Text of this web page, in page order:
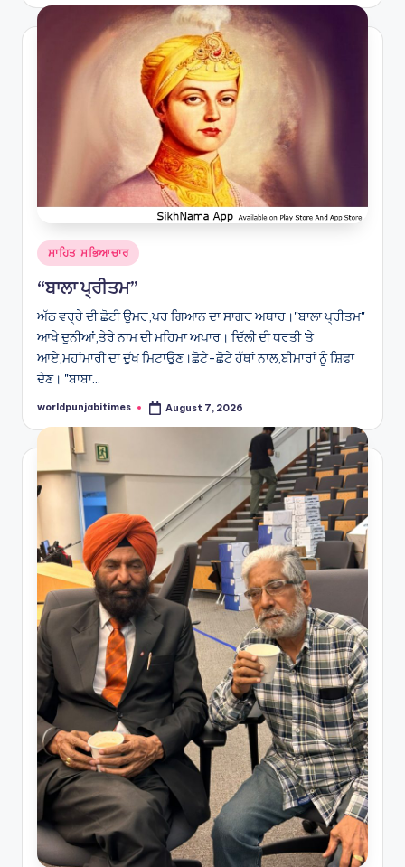
Posted
in
ਸਾਹਿਤ ਸਭਿਆਚਾਰ
“ਬਾਲਾ ਪ੍ਰੀਤਮ”
ਅੱਠ ਵਰ੍ਹੇ ਦੀ ਛੋਟੀ ਉਮਰ,ਪਰ ਗਿਆਨ ਦਾ ਸਾਗਰ ਅਥਾਹ।"ਬਾਲਾ ਪ੍ਰੀਤਮ"
ਆਖੇ ਦੁਨੀਆਂ,ਤੇਰੇ ਨਾਮ ਦੀ ਮਹਿਮਾ ਅਪਾਰ। ਦਿੱਲੀ ਦੀ ਧਰਤੀ 'ਤੇ
ਆਏ,ਮਹਾਂਮਾਰੀ ਦਾ ਦੁੱਖ ਮਿਟਾਉਣ।ਛੋਟੇ-ਛੋਟੇ ਹੱਥਾਂ ਨਾਲ,ਬੀਮਾਰਾਂ ਨੂੰ ਸ਼ਿਫਾ
ਦੇਣ। "ਬਾਬਾ…
Posted
worldpunjabitimes August 7, 2026